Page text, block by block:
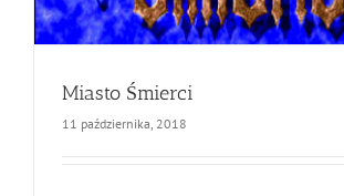
Miasto Śmierci
11 października, 2018